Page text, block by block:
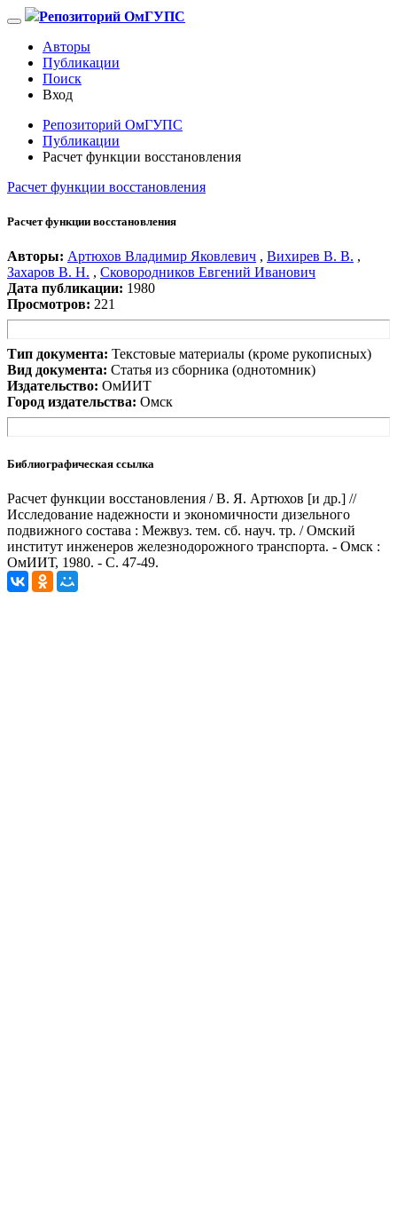
Репозиторий ОмГУПС
Авторы
Публикации
Поиск
Вход
Репозиторий ОмГУПС
Публикации
Расчет функции восстановления
Расчет функции восстановления
Расчет функции восстановления
Авторы: Артюхов Владимир Яковлевич , Вихирев В. В. ,
Захаров В. Н. , Сковородников Евгений Иванович
Дата публикации: 1980
Просмотров: 221
Тип документа: Текстовые материалы (кроме рукописных)
Вид документа: Статья из сборника (однотомник)
Издательство: ОмИИТ
Город издательства: Омск
Библиографическая ссылка
Расчет функции восстановления / В. Я. Артюхов [и др.] //
Исследование надежности и экономичности дизельного
подвижного состава : Межвуз. тем. сб. науч. тр. / Омский
институт инженеров железнодорожного транспорта. - Омск :
ОмИИТ, 1980. - С. 47-49.